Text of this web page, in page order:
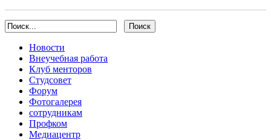
Новости
Внеучебная работа
Клуб менторов
Студсовет
Форум
Фотогалерея
сотрудникам
Профком
Медиацентр